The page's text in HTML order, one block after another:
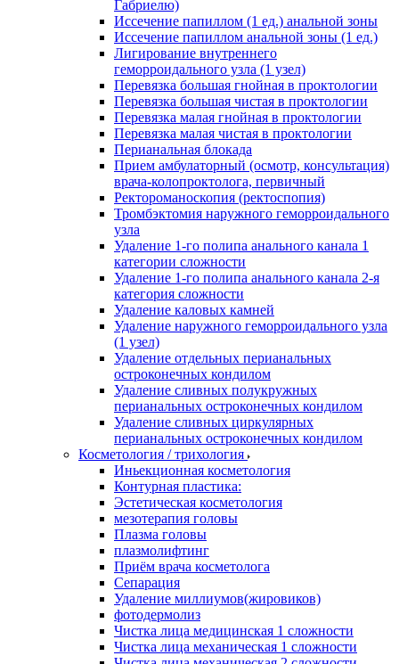
Габриелю)
Иссечение папиллом (1 ед.) анальной зоны
Иссечение папиллом анальной зоны (1 ед.)
Лигирование внутреннего
геморроидального узла (1 узел)
Перевязка большая гнойная в проктологии
Перевязка большая чистая в проктологии
Перевязка малая гнойная в проктологии
Перевязка малая чистая в проктологии
Перианальная блокада
Прием амбулаторный (осмотр, консультация)
врача-колопроктолога, первичный
Ректороманоскопия (ректоспопия)
Тромбэктомия наружного геморроидального
узла
Удаление 1-го полипа анального канала 1
категории сложности
Удаление 1-го полипа анального канала 2-я
категория сложности
Удаление каловых камней
Удаление наружного геморроидального узла
(1 узел)
Удаление отдельных перианальных
остроконечных кондилом
Удаление сливных полукружных
перианальных остроконечных кондилом
Удаление сливных циркулярных
перианальных остроконечных кондилом
Косметология / трихология
Иньекционная косметология
Контурная пластика:
Эстетическая косметология
мезотерапия головы
Плазма головы
плазмолифтинг
Приём врача косметолога
Сепарация
Удаление миллиумов(жировиков)
фотодермолиз
Чистка лица медицинская 1 сложности
Чистка лица механическая 1 сложности